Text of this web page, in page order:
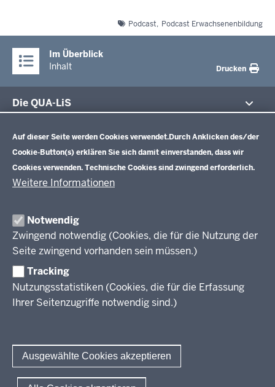
Auf dieser Seite werden Cookies verwendet.Durch Anklicken des/der
Cookie-Button(s) erklären Sie sich damit einverstanden, dass wir
Cookies verwenden. Technische Cookies sind zwingend erforderlich.
Weitere Informationen
Notwendig
Zwingend notwendig (Cookies, die für die Nutzung der
Seite zwingend vorhanden sein müssen.)
Tracking
Nutzungsstatistiken (Cookies, die für die Erfassung
Ihrer Seitenzugriffe notwendig sind.)
Ausgewählte Cookies akzeptieren
Podcast Podcast Erwachsenenbildung
Im Überblick
Inhalt
Drucken
Die QUA-LiS
Veröffentlichungen
Leitbild
Stellenangebote
Über uns
Schulentwicklung NRW
Schulentwicklung
Unterricht
Professionalisierung
Standardsicherung NRW
Berufsbildung NRW
Erwachsenenbildung
Wir über uns
Berichtswesen Weiterbildung
ElternMitWirkung NRW
KI:EB
Amtsblattabonnieren